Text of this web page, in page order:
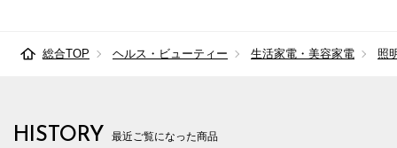
総合TOP ヘルス・ビューティー 生活家電・美容家電 照
HISTORY 最近ご覧になった商品